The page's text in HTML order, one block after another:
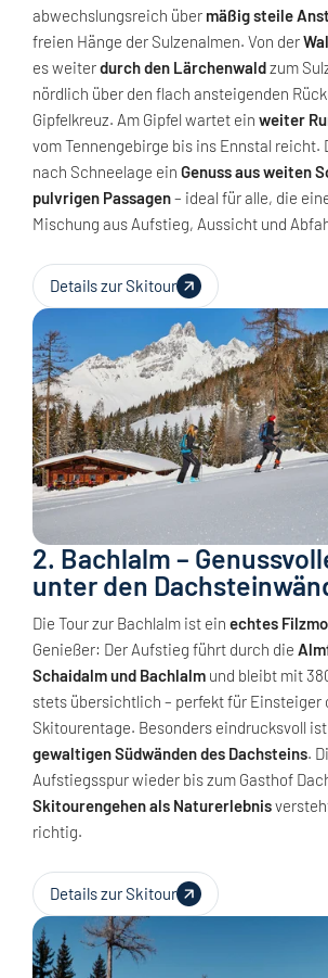
abwechslungsreich über mäßig steile
freien Hänge der Sulzenalmen. Von der
es weiterdurch den Lärchenwaldzum
nördlich über den flach ansteigenden
Gipfelkreuz. Am Gipfel wartet ein weiter
vom Tennengebirge bis ins Ennstal reicht.
nach Schneelage ein Genuss aus weiten
pulvrigen Passagen– ideal für alle, die
Mischung aus Aufstieg, Aussicht und
Details zur Skitour
2. Bachlalm –
unter den
Die Tour zur Bachlalm ist ein echtes
Genießer: Der Aufstieg führt durch die
Schaidalm und Bachlalm und bleibt mit
stets übersichtlich – perfekt für Einsteiger
Skitourentage. Besonders eindrucksvoll
gewaltigen Südwänden des Dachsteins.
Aufstiegsspur wieder bis zum Gasthof
Skitourengehen als Naturerlebnis
richtig.
Details zur Skitour